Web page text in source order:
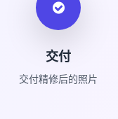
交付
交付精修后的照片